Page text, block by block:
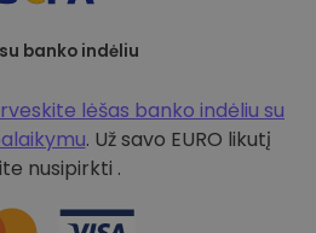
banko indėliu
lėšas banko indėliu su
. Už savo EURO likutį
nusipirkti .